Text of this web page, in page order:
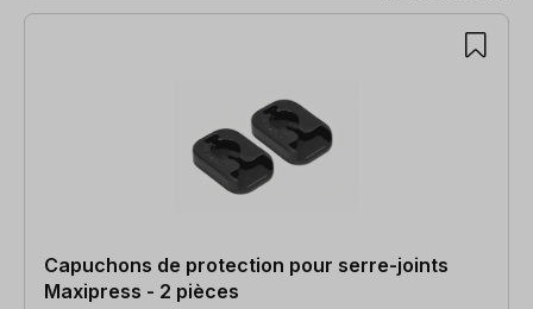
2 articles trouvés
Capuchons de protection pour serre-joints
Maxipress - 2 pièces